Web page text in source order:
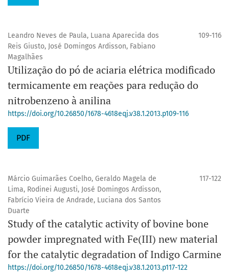
Leandro Neves de Paula, Luana Aparecida dos
Reis Giusto, José Domingos Ardisson, Fabiano
Magalhães
109-116
Utilização do pó de aciaria elétrica modificado
termicamente em reações para redução do
nitrobenzeno à anilina
https://doi.org/10.26850/1678-4618eqj.v38.1.2013.p109-116
PDF
Márcio Guimarães Coelho, Geraldo Magela de
Lima, Rodinei Augusti, José Domingos Ardisson,
Fabrício Vieira de Andrade, Luciana dos Santos
Duarte
117-122
Study of the catalytic activity of bovine bone
powder impregnated with Fe(III) new material
for the catalytic degradation of Indigo Carmine
https://doi.org/10.26850/1678-4618eqj.v38.1.2013.p117-122